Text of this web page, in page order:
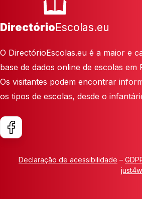
DirectórioEscolas.eu
O DirectórioEscolas.eu é a maior e
base de dados online de escolas em
Os visitantes podem encontrar
os tipos de escolas, desde o
Declaração de acessibilidade –